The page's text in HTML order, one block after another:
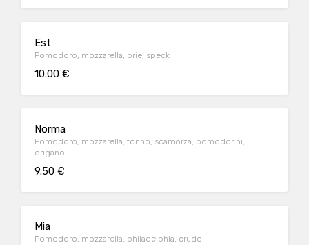
Est
Pomodoro, mozzarella, brie, speck
10.00 €
Norma
Pomodoro, mozzarella, tonno, scamorza, pomodorini,
origano
9.50 €
Mia
Pomodoro, mozzarella, philadelphia, crudo